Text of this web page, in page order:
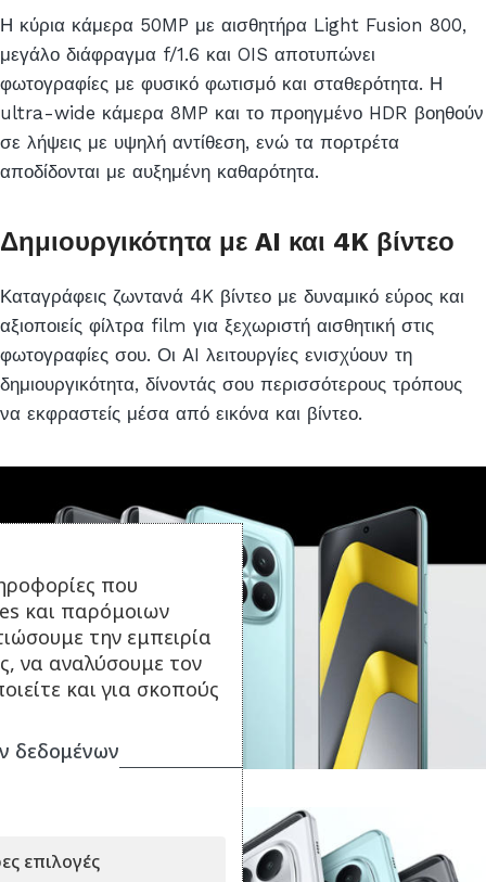
Η κύρια κάμερα 50MP με αισθητήρα Light Fusion 800,
μεγάλο διάφραγμα f/1.6 και OIS αποτυπώνει
φωτογραφίες με φυσικό φωτισμό και σταθερότητα. Η
ultra-wide κάμερα 8MP και το προηγμένο HDR βοηθούν
σε λήψεις με υψηλή αντίθεση, ενώ τα πορτρέτα
αποδίδονται με αυξημένη καθαρότητα.
Δημιουργικότητα με AI και 4K βίντεο
Καταγράφεις ζωντανά 4K βίντεο με δυναμικό εύρος και
αξιοποιείς φίλτρα film για ξεχωριστή αισθητική στις
φωτογραφίες σου. Οι AI λειτουργίες ενισχύουν τη
δημιουργικότητα, δίνοντάς σου περισσότερους τρόπους
να εκφραστείς μέσα από εικόνα και βίντεο.
που
και παρόμοιων
την εμπειρία
να αναλύσουμε τον
και για σκοπούς
δεδομένων
επιλογές